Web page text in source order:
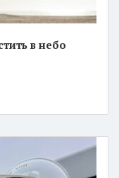
в небо